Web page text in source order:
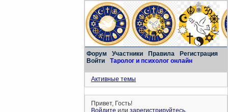
Форум Участники Правила
Регистрация
Войти
Таролог и психолог онлайн
Активные темы
Привет, Гость!